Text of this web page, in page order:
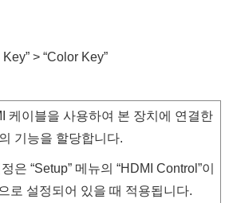
Key” > “Color Key”
케이블을 사용하여 본 장치에 연결한
기능을 할당합니다.
은 “Setup” 메뉴의 “HDMI Control ”이
로 설정되어 있을 때 적용됩니다.